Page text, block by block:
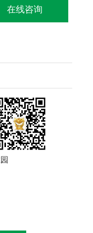
在线咨询
要购车就扫我